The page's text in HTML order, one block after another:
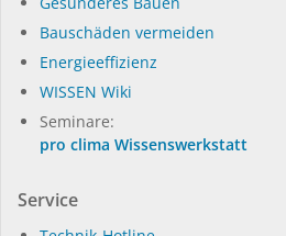
Bauschäden vermeiden
Energieeffizienz
WISSEN Wiki
Seminare:
pro clima Wissenswerkstatt
Service